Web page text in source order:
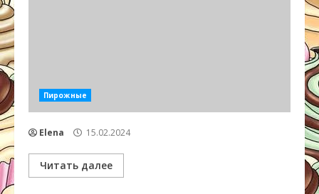
Пирожные
Elena 15.02.2024
Читать далее